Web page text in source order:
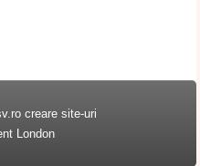
creare site-uri
London